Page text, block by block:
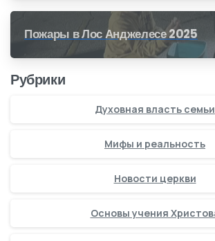
Пожары в Лос Анджелесе 2025
Рубрики
Духовная власть семьи
Мифы и реальность
Новости церкви
Основы учения